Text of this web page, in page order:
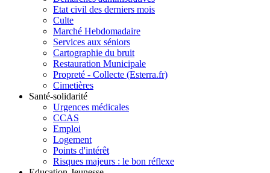
Etat civil des derniers mois
Culte
Marché Hebdomadaire
Services aux séniors
Cartographie du bruit
Restauration Municipale
Propreté - Collecte (Esterra.fr)
Cimetières
Santé-solidarité
Urgences médicales
CCAS
Emploi
Logement
Points d'intérêt
Risques majeurs : le bon réflexe